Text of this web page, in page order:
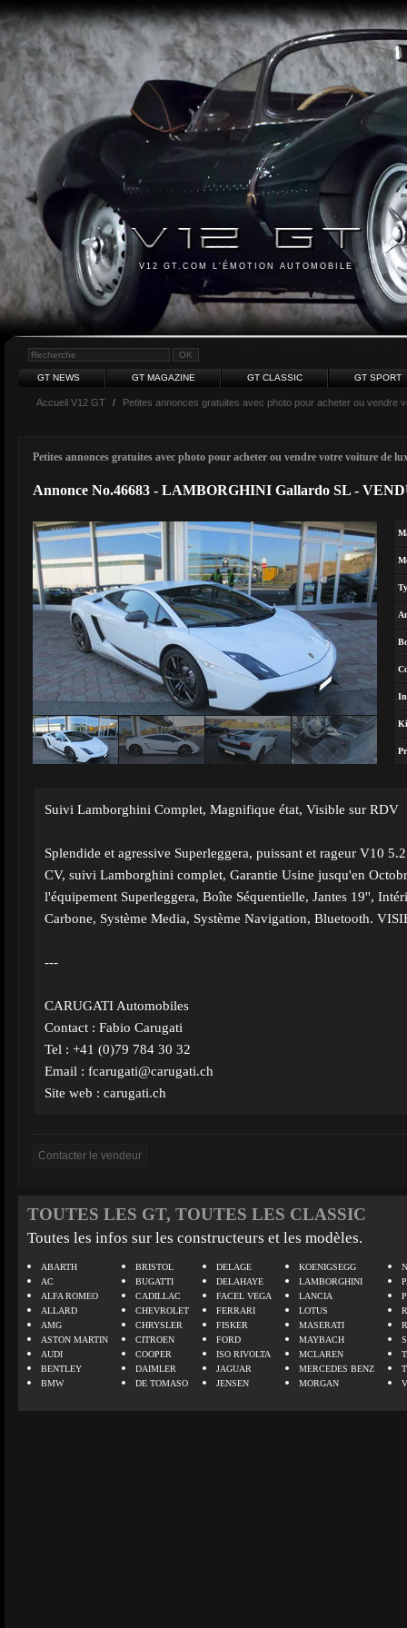
V12 GT.COM L'ÉMOTION AUTOMOBILE
GT NEWS GT MAGAZINE GT CLASSIC GT SPORT
Accueil V12 GT / Petites annonces gratuites avec photo pour acheter ou vendre
Petites annonces gratuites avec photo pour acheter ou vendre votre voiture de
Annonce No.46683 - LAMBORGHINI Gallardo SL -
Suivi Lamborghini Complet, Magnifique état, Visible sur RDV
Splendide et agressive Superleggera, puissant et rageur V10
CV, suivi Lamborghini complet, Garantie Usine jusqu'en
l'équipement Superleggera, Boîte Séquentielle, Jantes 19'',
Carbone, Système Media, Système Navigation, Bluetooth.
---
CARUGATI Automobiles
Contact : Fabio Carugati
Tel : +41 (0)79 784 30 32
Email : fcarugati@carugati.ch
Site web : carugati.ch
TOUTES LES GT, TOUTES LES CLASSIC
Toutes les infos sur les constructeurs et les modèles.
ABARTH
AC
ALFA ROMEO
ALLARD
AMG
ASTON MARTIN
AUDI
BENTLEY
BMW
BRISTOL
BUGATTI
CADILLAC
CHEVROLET
CHRYSLER
CITROEN
COOPER
DAIMLER
DE TOMASO
DELAGE
DELAHAYE
FACEL VEGA
FERRARI
FISKER
FORD
ISO RIVOLTA
JAGUAR
JENSEN
KOENIGSEGG
LAMBORGHINI
LANCIA
LOTUS
MASERATI
MAYBACH
MCLAREN
MERCEDES BENZ
MORGAN